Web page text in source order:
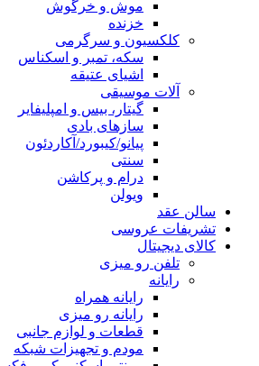
موش و خرگوش
خزنده
کلکسیون و سرگرمی
سکه، تمبر و اسکناس
اشیای عتیقه
آلات موسیقی
گیتار، بیس و امپلیفایر
سازهای بادی
پیانو/کیبورد/آکاردئون
سنتی
درام و پرکاشن
ویولن
سالن عقد
تشریفات عروسی
کالای دیجیتال
تلفن رو میزی
رایانه
رایانه همراه
رایانه رو میزی
قطعات و لوازم جانبی
مودم و تجهیزات شبکه